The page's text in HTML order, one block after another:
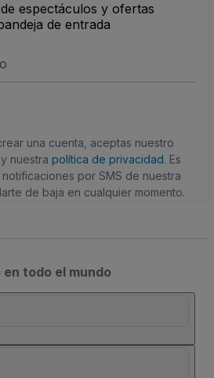
espectáculos y ofertas
de entrada
una cuenta, aceptas nuestro
y nuestra política de privacidad. Es
por SMS de nuestra
de baja en cualquier momento.
todo el mundo